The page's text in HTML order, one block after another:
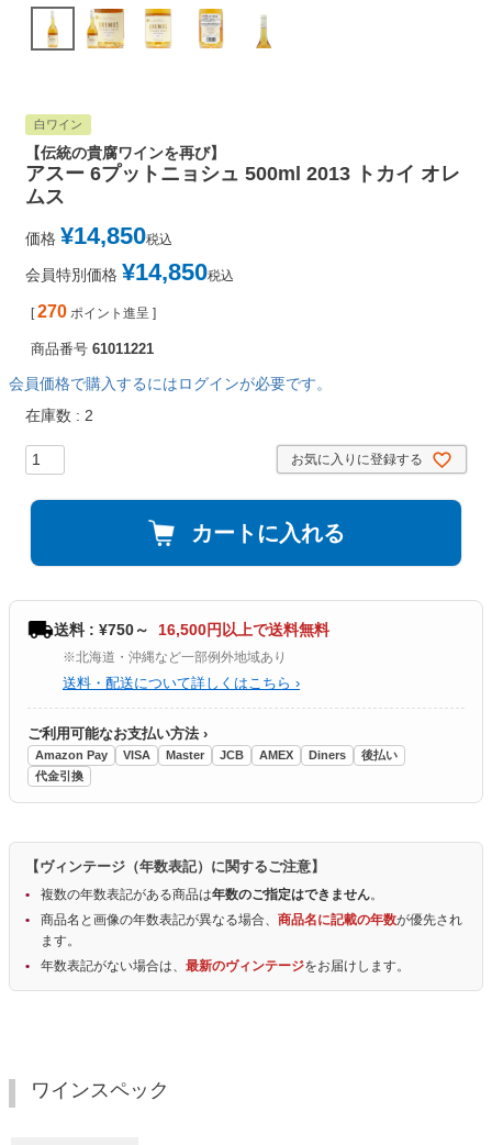
白ワイン
【伝統の貴腐ワインを再び】
アスー 6プットニョシュ 500ml 2013 トカイ オレ
ムス
価格 ¥14,850税込
会員特別価格 ¥14,850税込
[ 270 ポイント進呈 ]
商品番号 61011221
会員価格で購入するにはログインが必要です。
在庫数
2
お気に入りに登録する
カートに入れる
送料 : ¥750～ 16,500円以上で送料無料
※北海道・沖縄など一部例外地域あり
送料・配送について詳しくはこちら ›
ご利用可能なお支払い方法 ›
Amazon Pay VISA Master JCB AMEX Diners
後払い
代金引換
【ヴィンテージ（年数表記）に関するご注意】
複数の年数表記がある商品は年数のご指定はできません。
商品名と画像の年数表記が異なる場合、 商品名に記載の年数が優先され
ます。
年数表記がない場合は、 最新のヴィンテージをお届けします。
ワインスペック